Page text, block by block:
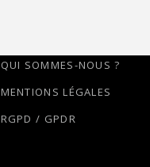
QUI SOMMES-NOUS ?
MENTIONS LÉGALES
RGPD / GPDR